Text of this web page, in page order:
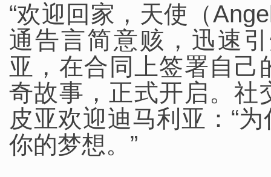
“欢迎回家，天使（
通告言简意赅，迅速
亚，在合同上签署自己
奇故事，正式开启。社
皮亚欢迎迪马利亚：“
你的梦想。”